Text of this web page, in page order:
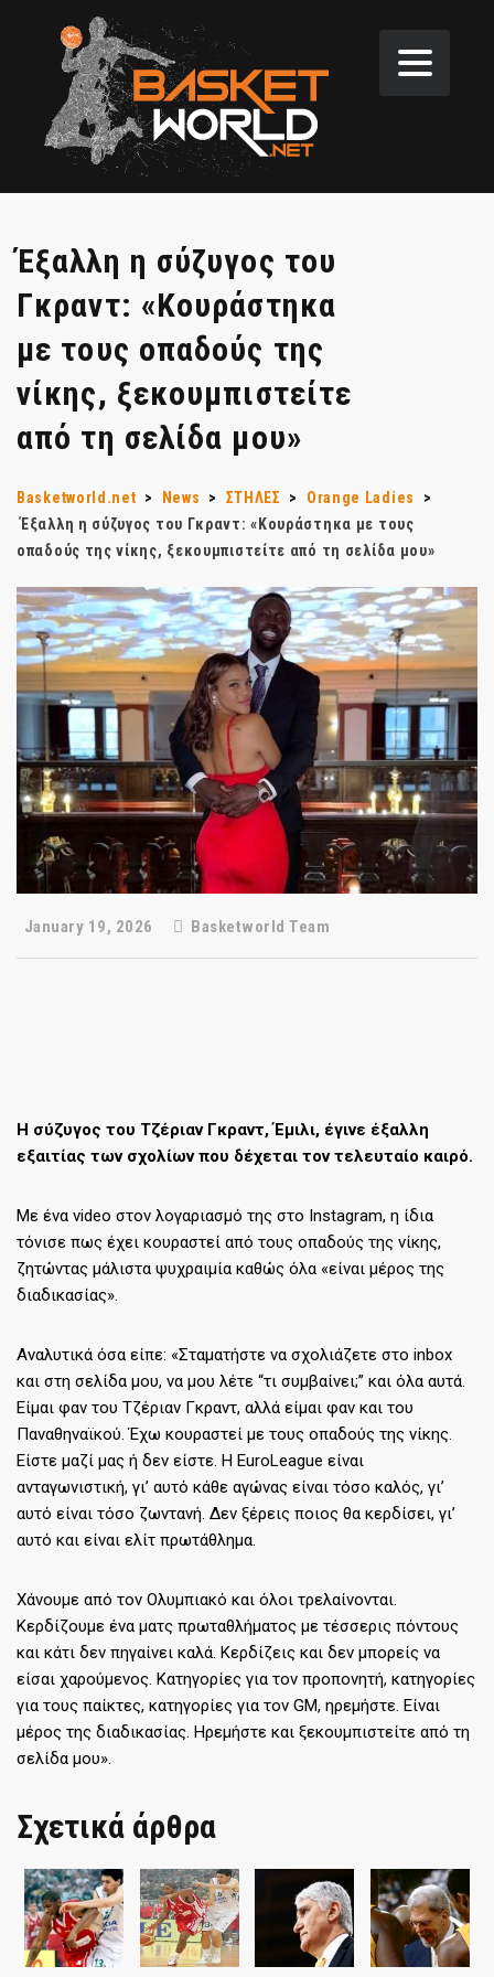
Έξαλλη η σύζυγος του
Γκραντ: «Κουράστηκα
με τους οπαδούς της
νίκης, ξεκουμπιστείτε
από τη σελίδα μου»
Basketworld.net > News > ΣΤΗΛΕΣ > Orange Ladies
>
Έξαλλη η σύζυγος του Γκραντ: «Κουράστηκα με τους
οπαδούς της νίκης, ξεκουμπιστείτε από τη σελίδα μου»
January 19, 2026 Basketworld Team
Η σύζυγος του Τζέριαν Γκραντ, Έμιλι, έγινε έξαλλη
εξαιτίας των σχολίων που δέχεται τον τελευταίο καιρό.
Με ένα video στον λογαριασμό της στο Instagram, η ίδια
τόνισε πως έχει κουραστεί από τους οπαδούς της νίκης,
ζητώντας μάλιστα ψυχραιμία καθώς όλα «είναι μέρος της
διαδικασίας».
Αναλυτικά όσα είπε: «Σταματήστε να σχολιάζετε στο inbox
και στη σελίδα μου, να μου λέτε “τι συμβαίνει;” και όλα αυτά.
Είμαι φαν του Τζέριαν Γκραντ, αλλά είμαι φαν και του
Παναθηναϊκού. Έχω κουραστεί με τους οπαδούς της νίκης.
Είστε μαζί μας ή δεν είστε. Η EuroLeague είναι
ανταγωνιστική, γι’ αυτό κάθε αγώνας είναι τόσο καλός, γι’
αυτό είναι τόσο ζωντανή. Δεν ξέρεις ποιος θα κερδίσει, γι’
αυτό και είναι ελίτ πρωτάθλημα.
Χάνουμε από τον Ολυμπιακό και όλοι τρελαίνονται.
Κερδίζουμε ένα ματς πρωταθλήματος με τέσσερις πόντους
και κάτι δεν πηγαίνει καλά. Κερδίζεις και δεν μπορείς να
είσαι χαρούμενος. Κατηγορίες για τον προπονητή, κατηγορίες
για τους παίκτες, κατηγορίες για τον GM, ηρεμήστε. Είναι
μέρος της διαδικασίας. Ηρεμήστε και ξεκουμπιστείτε από τη
σελίδα μου».
Σχετικά άρθρα